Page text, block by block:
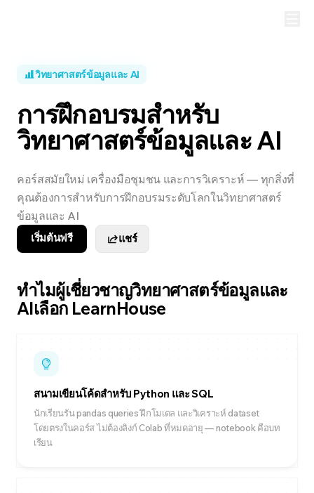
วิทยาศาสตร์ข้อมูลและ AI
การฝึกอบรมสำหรับ
วิทยาศาสตร์ข้อมูลและ AI
คอร์สสมัยใหม่ เครื่องมือชุมชน และการวิเคราะห์ — ทุกสิ่งที่
คุณต้องการสำหรับการฝึกอบรมระดับโลกในวิทยาศาสตร์
ข้อมูลและ AI
เริ่มต้นฟรี แชร์
ทำไมผู้เชี่ยวชาญวิทยาศาสตร์ข้อมูลและ
AIเลือก LearnHouse
สนามเขียนโค้ดสำหรับ Python และ SQL
นักเรียนรัน pandas queries ฝึกโมเดล และวิเคราะห์ dataset
โดยตรงในคอร์ส ไม่ต้องลิงก์ Colab ที่หมดอายุ — notebook คือบท
เรียน